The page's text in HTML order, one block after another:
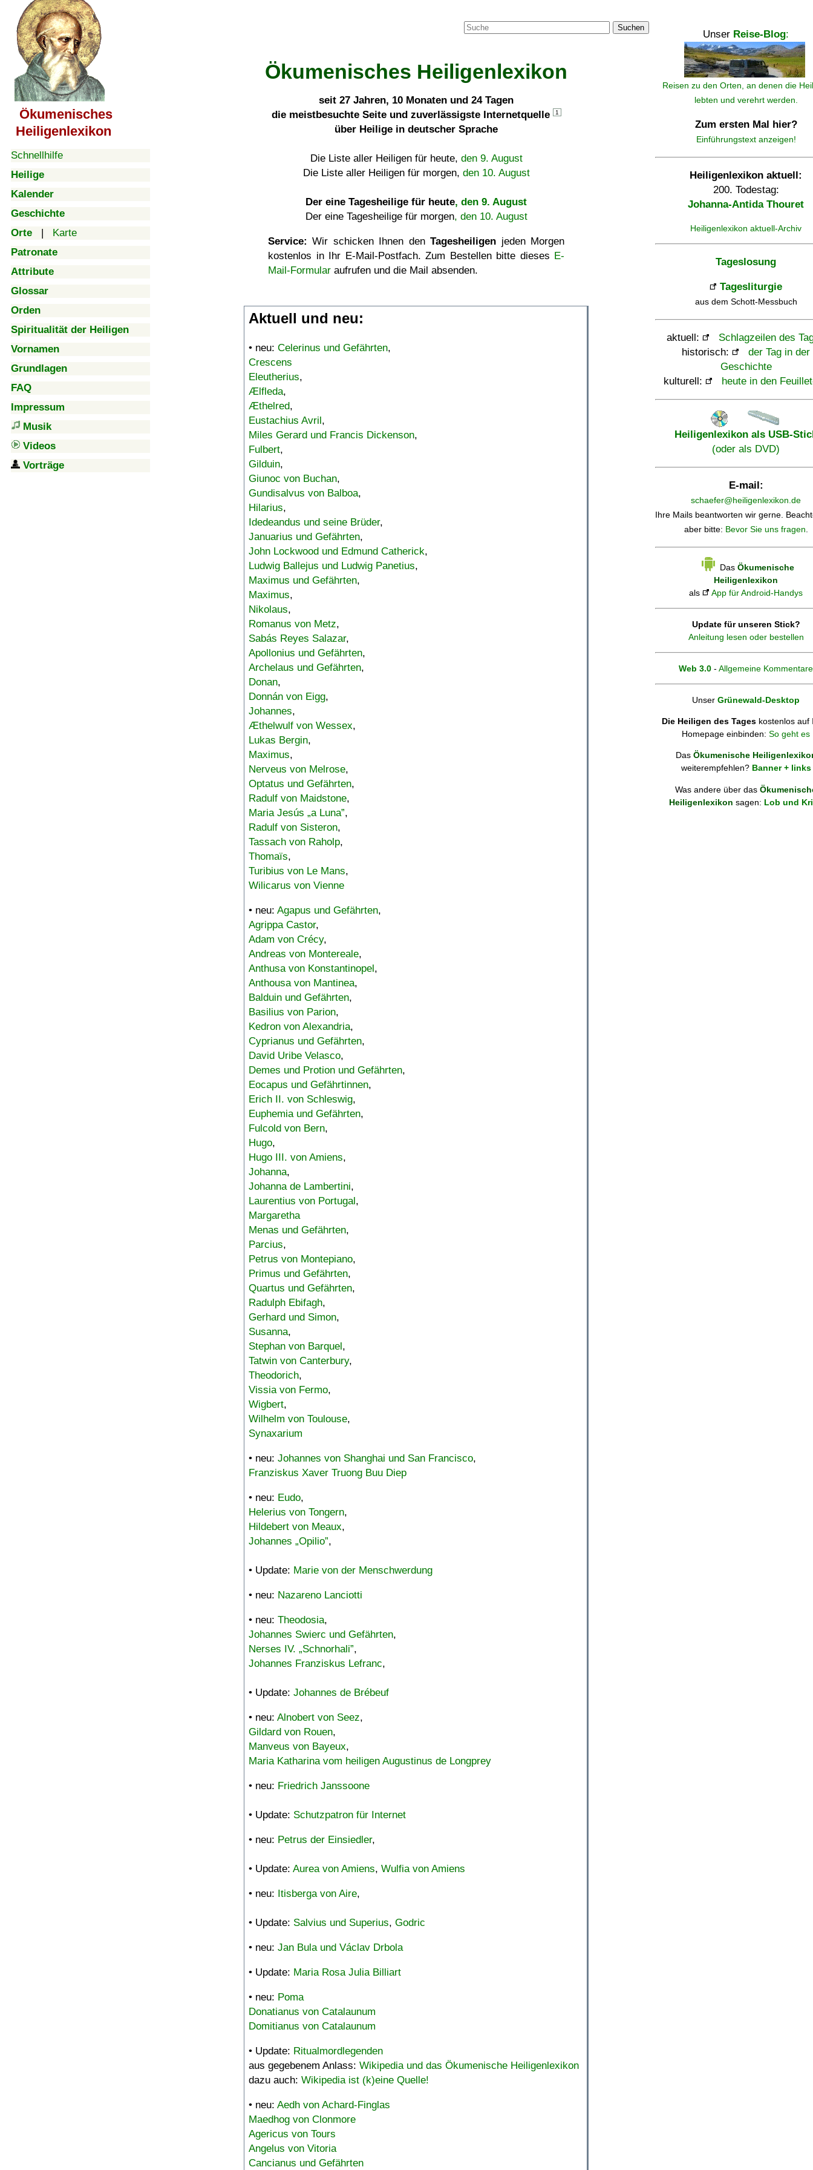
Ökumenisches
Heiligenlexikon
Schnellhilfe
Heilige
Kalender
Geschichte
Orte | Karte
Patronate
Attribute
Glossar
Orden
Spiritualität der Heiligen
Vornamen
Grundlagen
FAQ
Impressum
Musik
Videos
Vorträge
Suchen
Ökumenisches Heiligenlexikon
seit 27 Jahren, 10 Monaten und 24 Tagen
die meistbesuchte Seite und zuverlässigste Internetquelle
1
über Heilige in deutscher Sprache
Die Liste aller Heiligen für heute, den 9. August
Die Liste aller Heiligen für morgen, den 10. August
Der eine Tagesheilige für heute, den 9. August
Der eine Tagesheilige für morgen, den 10. August
Service: Wir schicken Ihnen denTagesheiligen jeden Morgen
kostenlos in Ihr E-Mail-Postfach. Zum Bestellen bitte dieses E-
Mail-Formular aufrufen und die Mail absenden.
Aktuell und neu:
• neu: Celerinus und Gefährten,
Crescens
Eleutherius,
Ælfleda,
Æthelred,
Eustachius Avril,
Miles Gerard und Francis Dickenson,
Fulbert,
Gilduin,
Giunoc von Buchan,
Gundisalvus von Balboa,
Hilarius,
Idedeandus und seine Brüder,
Januarius und Gefährten,
John Lockwood und Edmund Catherick,
Ludwig Ballejus und Ludwig Panetius,
Maximus und Gefährten,
Maximus,
Nikolaus,
Romanus von Metz,
Sabás Reyes Salazar,
Apollonius und Gefährten,
Archelaus und Gefährten,
Donan,
Donnán von Eigg,
Johannes,
Æthelwulf von Wessex,
Lukas Bergin,
Maximus,
Nerveus von Melrose,
Optatus und Gefährten,
Radulf von Maidstone,
Maria Jesús „a Luna”,
Radulf von Sisteron,
Tassach von Raholp,
Thomaïs,
Turibius von Le Mans,
Wilicarus von Vienne
• neu: Agapus und Gefährten,
Agrippa Castor,
Adam von Crécy,
Andreas von Montereale,
Anthusa von Konstantinopel,
Anthousa von Mantinea,
Balduin und Gefährten,
Basilius von Parion,
Kedron von Alexandria,
Cyprianus und Gefährten,
David Uribe Velasco,
Demes und Protion und Gefährten,
Eocapus und Gefährtinnen,
Erich II. von Schleswig,
Euphemia und Gefährten,
Fulcold von Bern,
Hugo,
Hugo III. von Amiens,
Johanna,
Johanna de Lambertini,
Laurentius von Portugal,
Margaretha
Menas und Gefährten,
Parcius,
Petrus von Montepiano,
Primus und Gefährten,
Quartus und Gefährten,
Radulph Ebifagh,
Gerhard und Simon,
Susanna,
Stephan von Barquel,
Tatwin von Canterbury,
Theodorich,
Vissia von Fermo,
Wigbert,
Wilhelm von Toulouse,
Synaxarium
• neu: Johannes von Shanghai und San Francisco,
Franziskus Xaver Truong Buu Diep
• neu: Eudo,
Helerius von Tongern,
Hildebert von Meaux,
Johannes „Opilio”,
• Update: Marie von der Menschwerdung
• neu: Nazareno Lanciotti
• neu: Theodosia,
Johannes Swierc und Gefährten,
Nerses IV. „Schnorhali”,
Johannes Franziskus Lefranc,
• Update: Johannes de Brébeuf
• neu: Alnobert von Seez,
Gildard von Rouen,
Manveus von Bayeux,
Maria Katharina vom heiligen Augustinus de Longprey
• neu: Friedrich Janssoone
• Update: Schutzpatron für Internet
• neu: Petrus der Einsiedler,
• Update: Aurea von Amiens, Wulfia von Amiens
• neu: Itisberga von Aire,
• Update: Salvius und Superius, Godric
• neu: Jan Bula und Václav Drbola
• Update: Maria Rosa Julia Billiart
• neu: Poma
Donatianus von Catalaunum
Domitianus von Catalaunum
• Update: Ritualmordlegenden
aus gegebenem Anlass: Wikipedia und das Ökumenische Heiligenlexikon
dazu auch: Wikipedia ist (k)eine Quelle!
• neu: Aedh von Achard-Finglas
Maedhog von Clonmore
Agericus von Tours
Angelus von Vitoria
Cancianus und Gefährten
Unser Reise-Blog:
Reisen zu den Orten, an denen die
lebten und verehrt werden.
Zum ersten Mal hier?
Einführungstext anzeigen!
Heiligenlexikon aktuell:
200. Todestag:
Johanna-Antida Thouret
Heiligenlexikon aktuell-Archiv
Tageslosung
Tagesliturgie
aus dem Schott-Messbuch
aktuell:
Schlagzeilen des
historisch:
der Tag in der
Geschichte
kulturell:
heute in den
Heiligenlexikon als USB-
(oder als DVD)
E-mail:
schaefer@heiligenlexikon.de
Ihre Mails beantworten wir gerne.
aber bitte: Bevor Sie uns fragen.
Das Ökumenische
Heiligenlexikon
als
App für Android-Handys
Update für unseren Stick?
Anleitung lesen oder bestellen
Web 3.0 - Allgemeine Kommentare
Unser Grünewald-Desktop
Die Heiligen des Tages kostenlos auf
Homepage einbinden: So geht es
Das Ökumenische
weiterempfehlen? Banner + links
Was andere über das
Heiligenlexikon sagen: Lob und